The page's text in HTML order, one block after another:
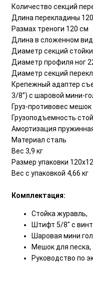
Количество секций
Длина перекладины
Размах треноги 120 см
Длина в сложенном
Диаметр секций
Диаметр профиля ног
Диаметр секций
Крепежный адаптер
3/8”) с шаровой мини-
Груз-противовес мешок
Грузоподъемность
Амортизация
Материал сталь
Вес 3,9 кг
Размер упаковки
Вес с упаковкой 4,66 кг
Комплектация:
Стойка журавль,
Штифт 5/8" с
Шаровая мини
Мешок для песка,
Руководство по